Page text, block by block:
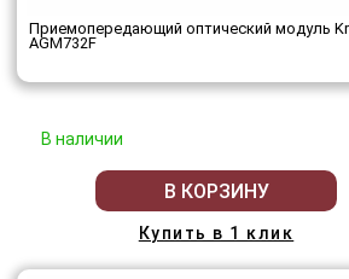
Приемопередающий оптический модуль
AGM732F
В наличии
В КОРЗИНУ
Купить в 1 клик